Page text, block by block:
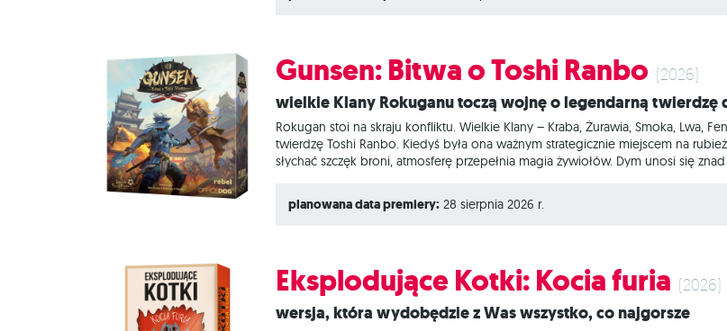
Gunsen: Bitwa o Toshi Ranbo (2026)
Wielkie Klany Rokuganu toczą wojnę o legendarną
Rokugan stoi na skraju konfliktu. Wielkie Klany – Kraba, Żurawia, Smoka, Lwa,
twierdzę Toshi Ranbo. Kiedyś była ona ważnym strategicznie miejscem na
słychać szczęk broni, atmosferę przepełnia magia żywiołów. Dym unosi się
planowana data premiery: 28 sierpnia 2026 r.
Eksplodujące Kotki: Kocia furia (2026)
Wersja, która wydobędzie z Was wszystko, co najgorsze